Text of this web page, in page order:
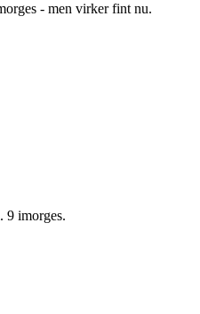
- men virker fint nu.
9 imorges.